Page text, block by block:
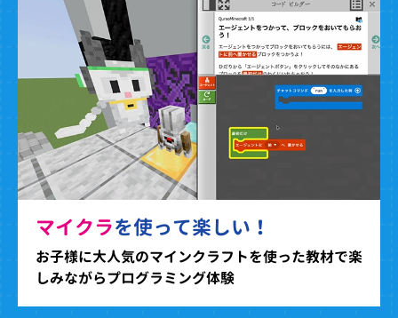
マイクラを使って楽しい！
お子様に大人気のマインクラフトを使った教材で楽
しみながらプログラミング体験